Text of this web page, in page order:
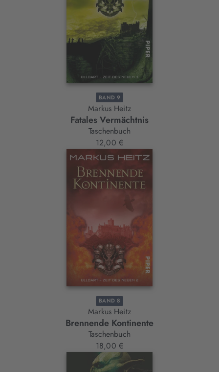
BAND 9
Markus Heitz
Fatales Vermächtnis
Taschenbuch
12,00 €
BAND 8
Markus Heitz
Brennende Kontinente
Taschenbuch
18,00 €